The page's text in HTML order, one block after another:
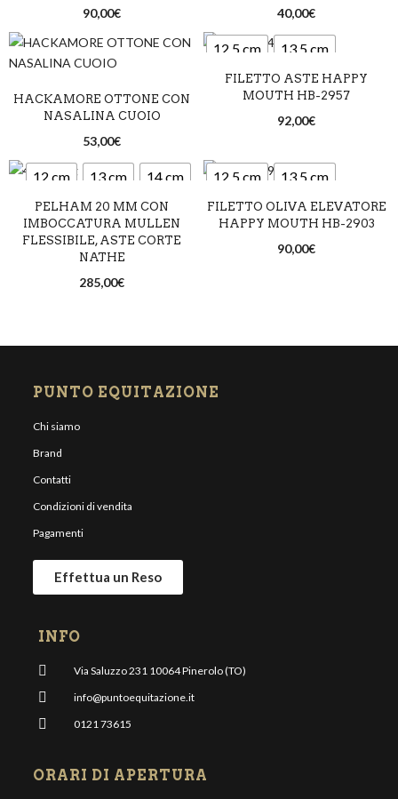
90,00€ 40,00€
HACKAMORE OTTONE CON
NASALINA CUOIO
53,00€
12,5 cm
13,5 cm
14,5 cm
FILETTO ASTE HAPPY
MOUTH HB-2957
92,00€
12 cm 13 cm 14 cm
PELHAM 20 MM CON
IMBOCCATURA MULLEN
FLESSIBILE, ASTE CORTE
NATHE
285,00€
12,5 cm
13,5 cm
14,5 cm
FILETTO OLIVA ELEVATORE
HAPPY MOUTH HB-2903
90,00€
PUNTO EQUITAZIONE
Chi siamo
Brand
Contatti
Condizioni di vendita
Pagamenti
Effettua un Reso
INFO
Via Saluzzo 231 10064 Pinerolo (TO)
info@puntoequitazione.it
0121 73615
ORARI DI APERTURA